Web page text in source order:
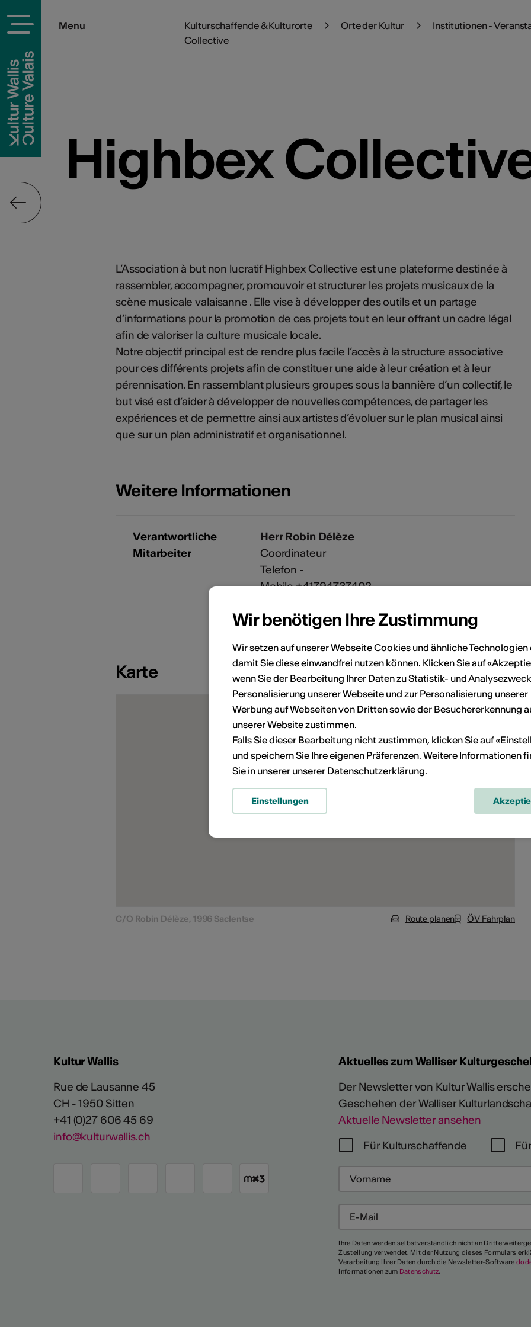
Menu Kulturschaffende & Kulturorte Orte der Kultur Institutionen -
Collective
Highbex
L’Association à but non lucratif Highbex Collective est une plateforme destinée à
rassembler, accompagner, promouvoir et structurer les projets musicaux de la
scène musicale valaisanne . Elle vise à développer des outils et un partage
d’informations pour la promotion de ces projets tout en leur offrant un cadre légal
afin de valoriser la culture musicale locale.
Notre objectif principal est de rendre plus facile l’accès à la structure associative
pour ces différents projets afin de constituer une aide à leur création et à leur
pérennisation. En rassemblant plusieurs groupes sous la bannière d’un collectif, le
but visé est d’aider à développer de nouvelles compétences, de partager les
expériences et de permettre ainsi aux artistes d’évoluer sur le plan musical ainsi
que sur un plan administratif et organisationnel.
Weitere Informationen
Verantwortliche
Mitarbeiter
Herr Robin Délèze
Coordinateur
Telefon -
Mobile +41794737402
Karte
C/O Robin Délèze, 1996 Saclentse Route planen ÖV Fahrplan
Kultur Wallis
Rue de Lausanne 45
CH - 1950 Sitten
+41 (0)27 606 45 69
info@kulturwallis.ch
Aktuelles zum Walliser
Der Newsletter von Kultur Wallis
Geschehen der Walliser
Aktuelle Newsletter ansehen
Für Kulturschaffende
Ihre Daten werden selbstverständlich nicht an Dritte
Zustellung verwendet. Mit der Nutzung dieses Formulars
Verarbeitung Ihrer Daten durch die Newsletter-Software
Informationen zum Datenschutz.
Wir benötigen Ihre Zustimmung
Wir setzen auf unserer Webseite Cookies und ähnliche Technologien
damit Sie diese einwandfrei nutzen können. Klicken Sie auf
wenn Sie der Bearbeitung Ihrer Daten zu Statistik- und
Personalisierung unserer Webseite und zur Personalisierung unserer
Werbung auf Webseiten von Dritten sowie der Besuchererkennung
unserer Website zustimmen.
Falls Sie dieser Bearbeitung nicht zustimmen, klicken Sie auf
und speichern Sie Ihre eigenen Präferenzen. Weitere Informationen
Sie in unserer unserer Datenschutzerklärung.
Einstellungen